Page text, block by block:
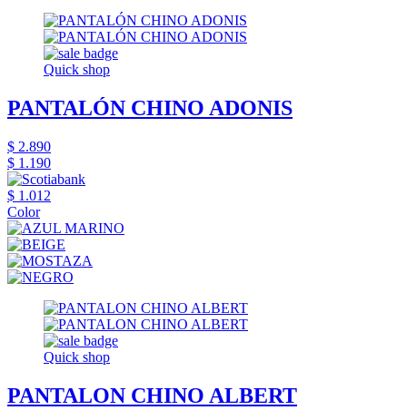
Quick shop
PANTALÓN CHINO ADONIS
$ 2.890
$ 1.190
$ 1.012
Color
Quick shop
PANTALON CHINO ALBERT